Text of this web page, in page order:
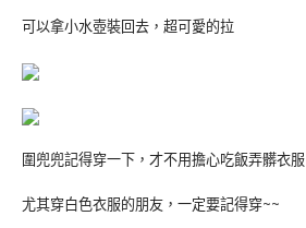
可以拿小水壺裝回去，超可愛的拉
圍兜兜記得穿一下，才不用擔心吃飯弄髒衣服
尤其穿白色衣服的朋友，一定要記得穿~~